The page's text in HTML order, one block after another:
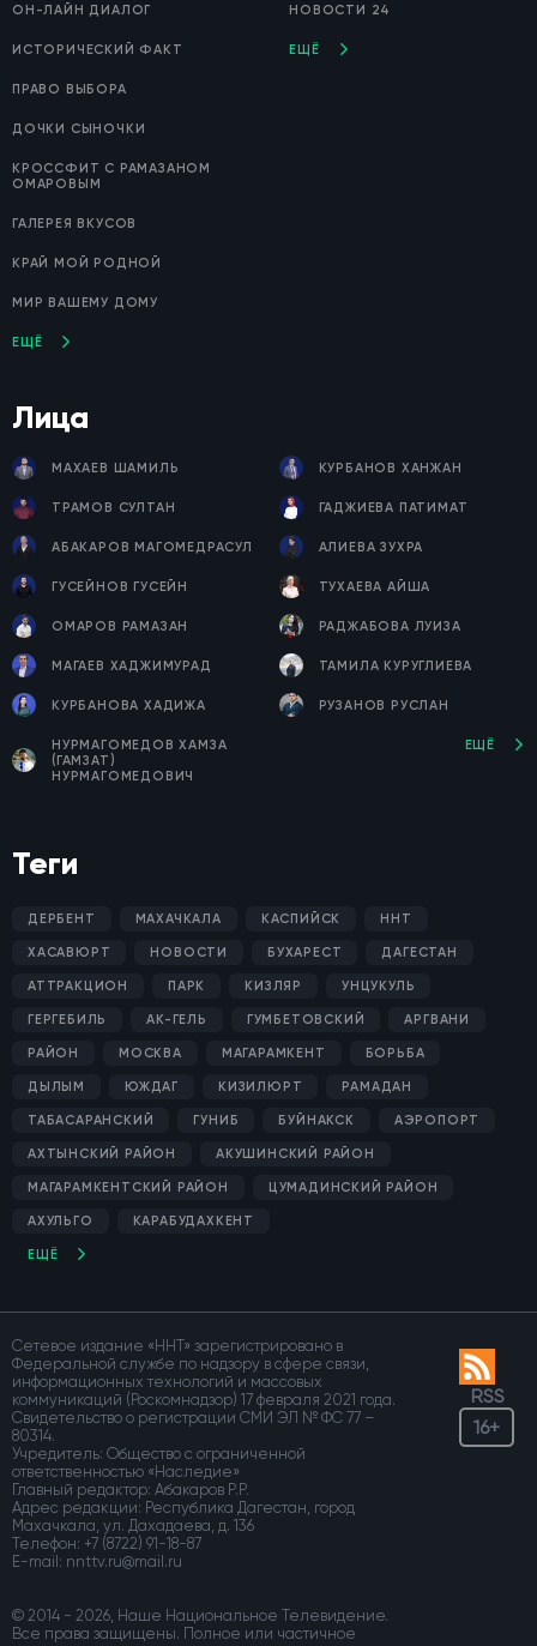
ОН-ЛАЙН ДИАЛОГ
ИСТОРИЧЕСКИЙ ФАКТ
ПРАВО ВЫБОРА
ДОЧКИ СЫНОЧКИ
КРОССФИТ С РАМАЗАНОМ
ОМАРОВЫМ
ГАЛЕРЕЯ ВКУСОВ
КРАЙ МОЙ РОДНОЙ
МИР ВАШЕМУ ДОМУ
ЕЩЁ
НОВОСТИ 24
ЕЩЁ
Лица
МАХАЕВ ШАМИЛЬ КУРБАНОВ ХАНЖАН
ТРАМОВ СУЛТАН ГАДЖИЕВА ПАТИМАТ
АБАКАРОВ МАГОМЕДРАСУЛ АЛИЕВА ЗУХРА
ГУСЕЙНОВ ГУСЕЙН ТУХАЕВА АЙША
ОМАРОВ РАМАЗАН РАДЖАБОВА ЛУИЗА
МАГАЕВ ХАДЖИМУРАД ТАМИЛА КУРУГЛИЕВА
КУРБАНОВА ХАДИЖА РУЗАНОВ РУСЛАН
НУРМАГОМЕДОВ ХАМЗА
(ГАМЗАТ)
НУРМАГОМЕДОВИЧ
ЕЩЁ
Теги
ДЕРБЕНТ МАХАЧКАЛА КАСПИЙСК ННТ
ХАСАВЮРТ НОВОСТИ БУХАРЕСТ ДАГЕСТАН
АТТРАКЦИОН ПАРК КИЗЛЯР УНЦУКУЛЬ
ГЕРГЕБИЛЬ АК-ГЕЛЬ ГУМБЕТОВСКИЙ АРГВАНИ
РАЙОН МОСКВА МАГАРАМКЕНТ БОРЬБА
ДЫЛЫМ ЮЖДАГ КИЗИЛЮРТ РАМАДАН
ТАБАСАРАНСКИЙ ГУНИБ БУЙНАКСК АЭРОПОРТ
АХТЫНСКИЙ РАЙОН АКУШИНСКИЙ РАЙОН
МАГАРАМКЕНТСКИЙ РАЙОН ЦУМАДИНСКИЙ РАЙОН
АХУЛЬГО КАРАБУДАХКЕНТ
ЕЩЁ
Сетевое издание «ННТ» зарегистрировано в
Федеральной службе по надзору в сфере связи,
информационных технологий и массовых
коммуникаций (Роскомнадзор) 17 февраля 2021 года.
Свидетельство о регистрации СМИ ЭЛ № ФС 77 –
80314.
Учредитель: Общество с ограниченной
ответственностью «Наследие»
Главный редактор: Абакаров Р.Р.
Адрес редакции: Республика Дагестан, город
Махачкала, ул. Дахадаева, д. 136
Телефон: +7 (8722) 91-18-87
E-mail:
© 2014 - 2026, Наше Национальное Телевидение.
Все права защищены. Полное или частичное
RSS
16+